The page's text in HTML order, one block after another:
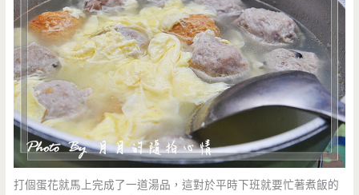
打個蛋花就馬上完成了一道湯品，這對於平時下班就要忙著煮飯的